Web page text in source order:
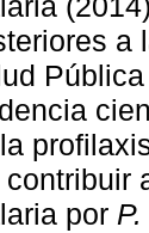
a
contribuir
por